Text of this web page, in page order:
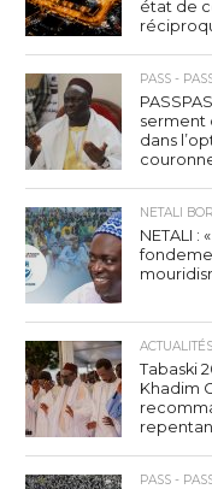
état de
PASS -
serment
dans
NETALI
NETALI :
ACTUALITÉS
Tabaski
Khadim
PASS -